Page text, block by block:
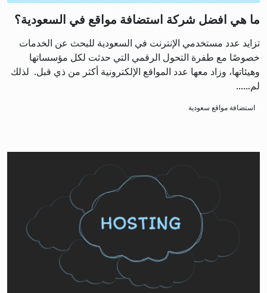
ما هي افضل شركة استضافة مواقع في السعودية؟
تزايد عدد مستخدمي الإنترنت في السعودية للبحث عن الخدمات
خصوصًا مع طفرة التحول الرقمي التي حدثت لكل مؤسساتها
وهيئاتها، وزاد معها عدد المواقع الإلكترونية أكثر من ذي قبل. لذلك
لم…...
استضافة مواقع سعودية